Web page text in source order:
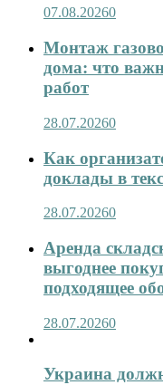
07.08.20260
Монтаж
дома: что
работ
28.07.20260
Как
доклады в
28.07.20260
Аренда
выгоднее
подходящее
28.07.20260
Украина